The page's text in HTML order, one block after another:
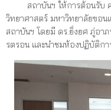
สถาบันฯ ให้การต้อนรับ ค
วิทยาศาสตร์ มหาวิทยาลัยขอน
สถาบันฯ โดยมี ดร.ยิ่งยศ ภู่อา
รตรอน และนำชมห้องปฏิบัติกา